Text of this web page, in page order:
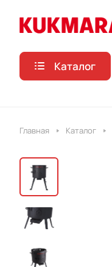
Каталог
Главная Каталог